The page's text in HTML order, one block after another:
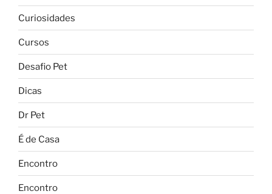
Curiosidades
Cursos
Desafio Pet
Dicas
Dr Pet
É de Casa
Encontro
Encontro